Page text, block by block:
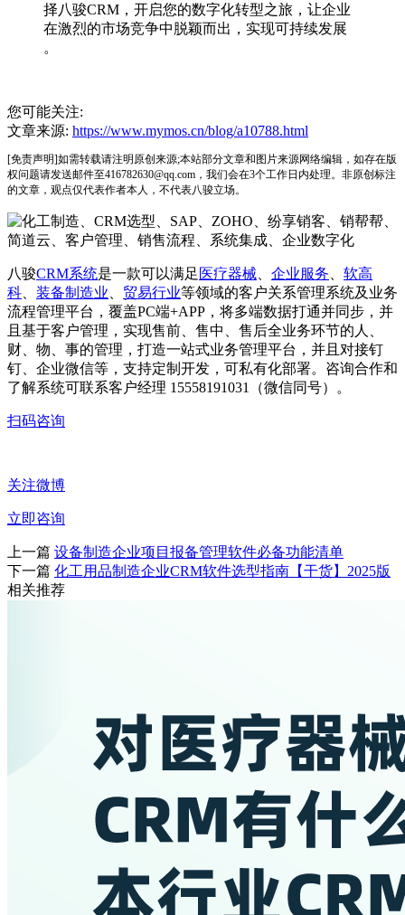
择八骏CRM，开启您的数字化转型之旅，让企业
在激烈的市场竞争中脱颖而出，实现可持续发展
。
您可能关注:
文章来源: https://www.mymos.cn/blog/a10788.html
[免责声明]如需转载请注明原创来源;本站部分文章和图片来源网络编辑，如存在版
权问题请发送邮件至416782630@qq.com，我们会在3个工作日内处理。非原创标注
的文章，观点仅代表作者本人，不代表八骏立场。
八骏CRM系统是一款可以满足 医疗器械 企业服务
软高
科
装备制造业 贸易行业等领域的客户关系管理系统及业务
流程管理平台，覆盖PC端+APP，将多端数据打通并同步，并
且基于客户管理，实现售前、售中、售后全业务环节的人、
财、物、事的管理，打造一站式业务管理平台，并且对接钉
钉、企业微信等，支持定制开发，可私有化部署。咨询合作和
了解系统可联系客户经理 15558191031（微信同号）。
扫码咨询
关注微博
立即咨询
上一篇 设备制造企业项目报备管理软件必备功能清单
下一篇 化工用品制造企业CRM软件选型指南【干货】2025版
相关推荐